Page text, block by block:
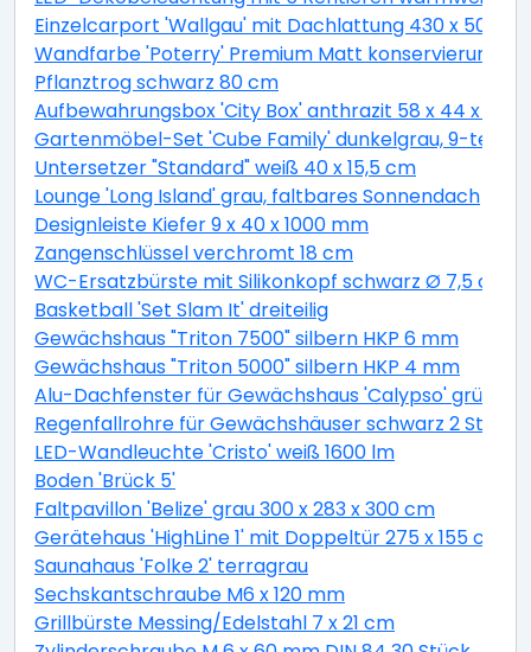
Einzelcarport 'Wallgau' mit Dachlattung 430 x 500
Wandfarbe 'Poterry' Premium Matt
Pflanztrog schwarz 80 cm
Aufbewahrungsbox 'City Box' anthrazit 58 x 44 x 55
Gartenmöbel-Set 'Cube Family' dunkelgrau, 9-teilig
Untersetzer "Standard" weiß 40 x 15,5 cm
Lounge 'Long Island' grau, faltbares Sonnendach
Designleiste Kiefer 9 x 40 x 1000 mm
Zangenschlüssel verchromt 18 cm
WC-Ersatzbürste mit Silikonkopf schwarz Ø 7,5 cm
Basketball 'Set Slam It' dreiteilig
Gewächshaus "Triton 7500" silbern HKP 6 mm
Gewächshaus "Triton 5000" silbern HKP 4 mm
Alu-Dachfenster für Gewächshaus 'Calypso' grün
Regenfallrohre für Gewächshäuser schwarz 2 Stück
LED-Wandleuchte 'Cristo' weiß 1600 lm
Boden 'Brück 5'
Faltpavillon 'Belize' grau 300 x 283 x 300 cm
Gerätehaus 'HighLine 1' mit Doppeltür 275 x 155 cm
Saunahaus 'Folke 2' terragrau
Sechskantschraube M6 x 120 mm
Grillbürste Messing/Edelstahl 7 x 21 cm